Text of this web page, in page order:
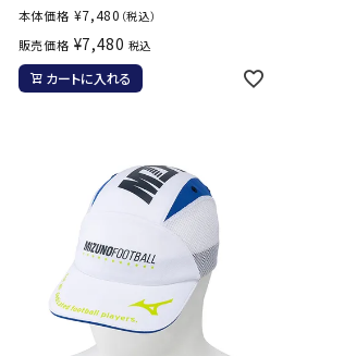
キッズ・ベビーアウトドアウェア
アウトドアシューズ
トレッキングシューズ
バッグ
その他アクセサリー
VICTAS
本体価格 ¥7,480 （税込）
販売価格 ¥7,480 税込
カートに入れる